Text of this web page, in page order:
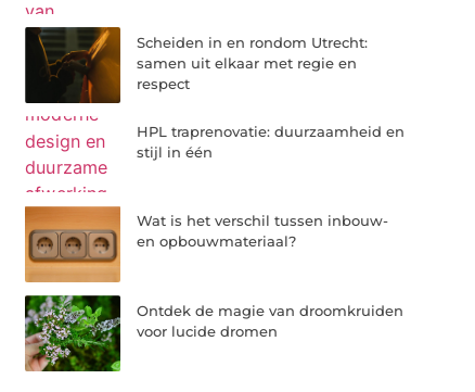
Scheiden in en rondom Utrecht:
samen uit elkaar met regie en
respect
HPL traprenovatie: duurzaamheid en
stijl in één
Wat is het verschil tussen inbouw-
en opbouwmateriaal?
Ontdek de magie van droomkruiden
voor lucide dromen